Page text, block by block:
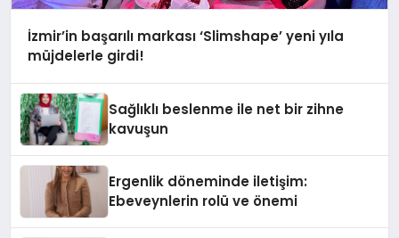
İzmir’in başarılı markası ‘Slimshape’ yeni yıla
müjdelerle girdi!
Sağlıklı beslenme ile net bir zihne
kavuşun
Ergenlik döneminde iletişim:
Ebeveynlerin rolü ve önemi